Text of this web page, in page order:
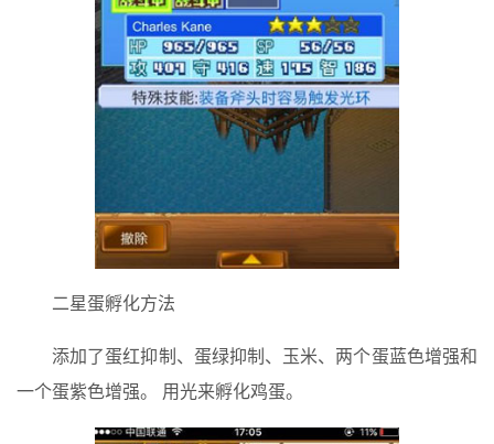
二星蛋孵化方法
添加了蛋红抑制、蛋绿抑制、玉米、两个蛋蓝色增强和
一个蛋紫色增强。 用光来孵化鸡蛋。